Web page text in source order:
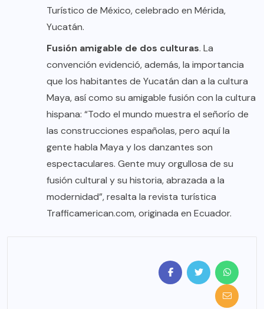
Turístico de México, celebrado en Mérida,
Yucatán.
Fusión amigable de dos culturas. La
convención evidenció, además, la importancia
que los habitantes de Yucatán dan a la cultura
Maya, así como su amigable fusión con la cultura
hispana: “Todo el mundo muestra el señorío de
las construcciones españolas, pero aquí la
gente habla Maya y los danzantes son
espectaculares. Gente muy orgullosa de su
fusión cultural y su historia, abrazada a la
modernidad”, resalta la revista turística
Trafficamerican.com, originada en Ecuador.